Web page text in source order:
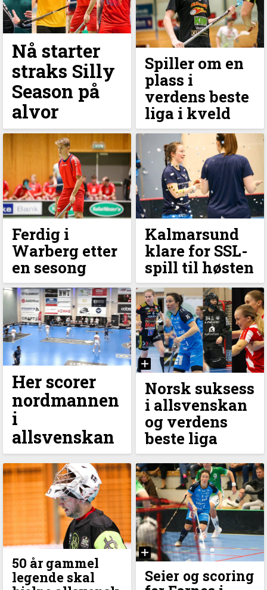
Nå starter
straks Silly
Season på
alvor
Spiller om en
plass i
verdens beste
liga i kveld
Ferdig i
Warberg etter
en sesong
Kalmarsund
klare for SSL-
spill til høsten
Her scorer
nordmannen
i
allsvenskan
Norsk suksess
i allsvenskan
og verdens
beste liga
50 år gammel
legende skal
Seier og scoring